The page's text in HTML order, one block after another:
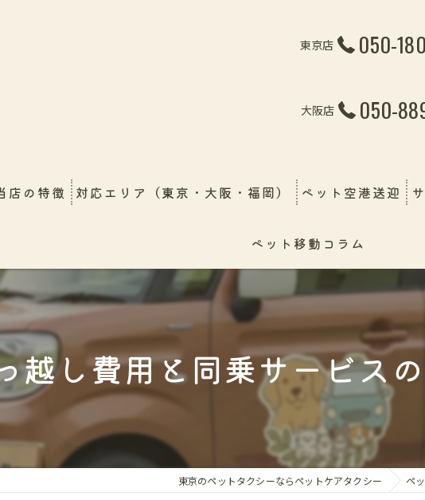
東京店 050-
大阪店
050-
店の特徴
シッター同行移動（新幹線・飛行機・フェリー）
犬
猫
大型犬
24時間
対応エリア（東京・大阪・福岡） ペット空港送迎
ペット移動コラム
越し費用と同乗サービス
東京のペットタクシーならペットケアタクシー ペ